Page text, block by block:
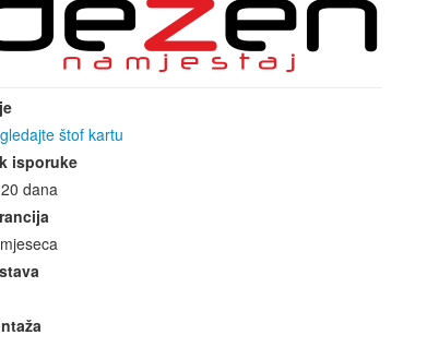
štof kartu
isporuke
dana